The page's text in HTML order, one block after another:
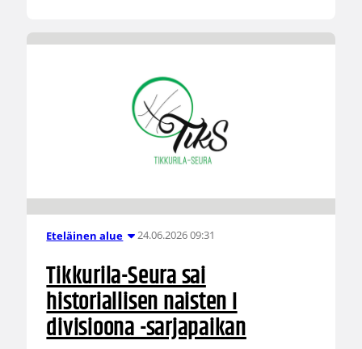
Eteläinen alue 24.06.2026 09:31
Tikkurila-Seura sai
historiallisen naisten I
divisioona -sarjapaikan